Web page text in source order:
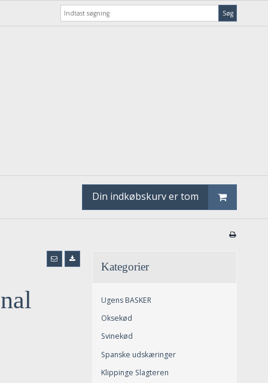
Søg
Din indkøbskurv er tom
Kategorier
Ugens BASKER
Oksekød
Svinekød
Spanske udskæringer
Klippinge Slagteren